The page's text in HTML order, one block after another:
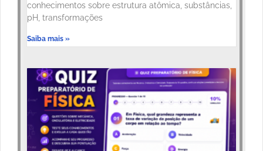
conhecimentos sobre estrutura atômica, substâncias,
pH, transformações
Saiba mais »